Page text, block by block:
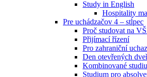
Study in English
Hospitality
Pre uchádzačov 4 – stĺpec
Proč studovat na
Přijímací řízení
Pro zahraniční
Den otevřených
Kombinované
Studium pro